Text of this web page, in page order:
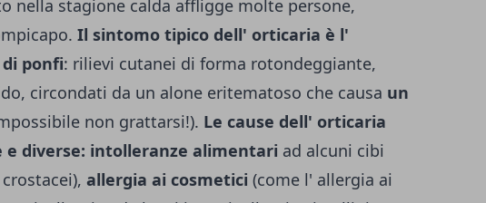
nella stagione calda affligge molte persone,
Il sintomo tipico dell' orticaria è l'
ponfi: rilievi cutanei di forma rotondeggiante,
circondati da un alone eritematoso che causa un
non grattarsi!). Le cause dell' orticaria
e diverse: intolleranze alimentari ad alcuni cibi
allergia ai cosmetici (come l' allergia ai